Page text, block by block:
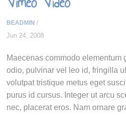
BEADMIN /
Jun 24, 2008
Maecenas commodo elementum
odio, pulvinar vel leo id, fringilla
volutpat tristique metus eget
purus id cursus. Integer ut arcu
nec, placerat eros. Nam ornare